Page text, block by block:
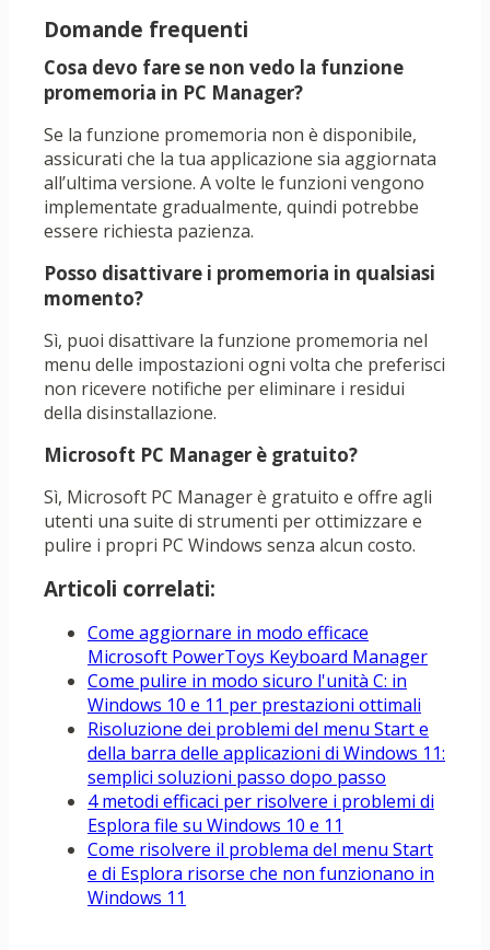
Domande frequenti
Cosa devo fare se non vedo la funzione
promemoria in PC Manager?
Se la funzione promemoria non è disponibile,
assicurati che la tua applicazione sia aggiornata
all’ultima versione. A volte le funzioni vengono
implementate gradualmente, quindi potrebbe
essere richiesta pazienza.
Posso disattivare i promemoria in qualsiasi
momento?
Sì, puoi disattivare la funzione promemoria nel
menu delle impostazioni ogni volta che preferisci
non ricevere notifiche per eliminare i residui
della disinstallazione.
Microsoft PC Manager è gratuito?
Sì, Microsoft PC Manager è gratuito e offre agli
utenti una suite di strumenti per ottimizzare e
pulire i propri PC Windows senza alcun costo.
Articoli correlati:
Come aggiornare in modo efficace
Microsoft PowerToys Keyboard Manager
Come pulire in modo sicuro l'unità C: in
Windows 10 e 11 per prestazioni ottimali
Risoluzione dei problemi del menu Start e
della barra delle applicazioni di Windows 11:
semplici soluzioni passo dopo passo
4 metodi efficaci per risolvere i problemi di
Esplora file su Windows 10 e 11
Come risolvere il problema del menu Start
e di Esplora risorse che non funzionano in
Windows 11